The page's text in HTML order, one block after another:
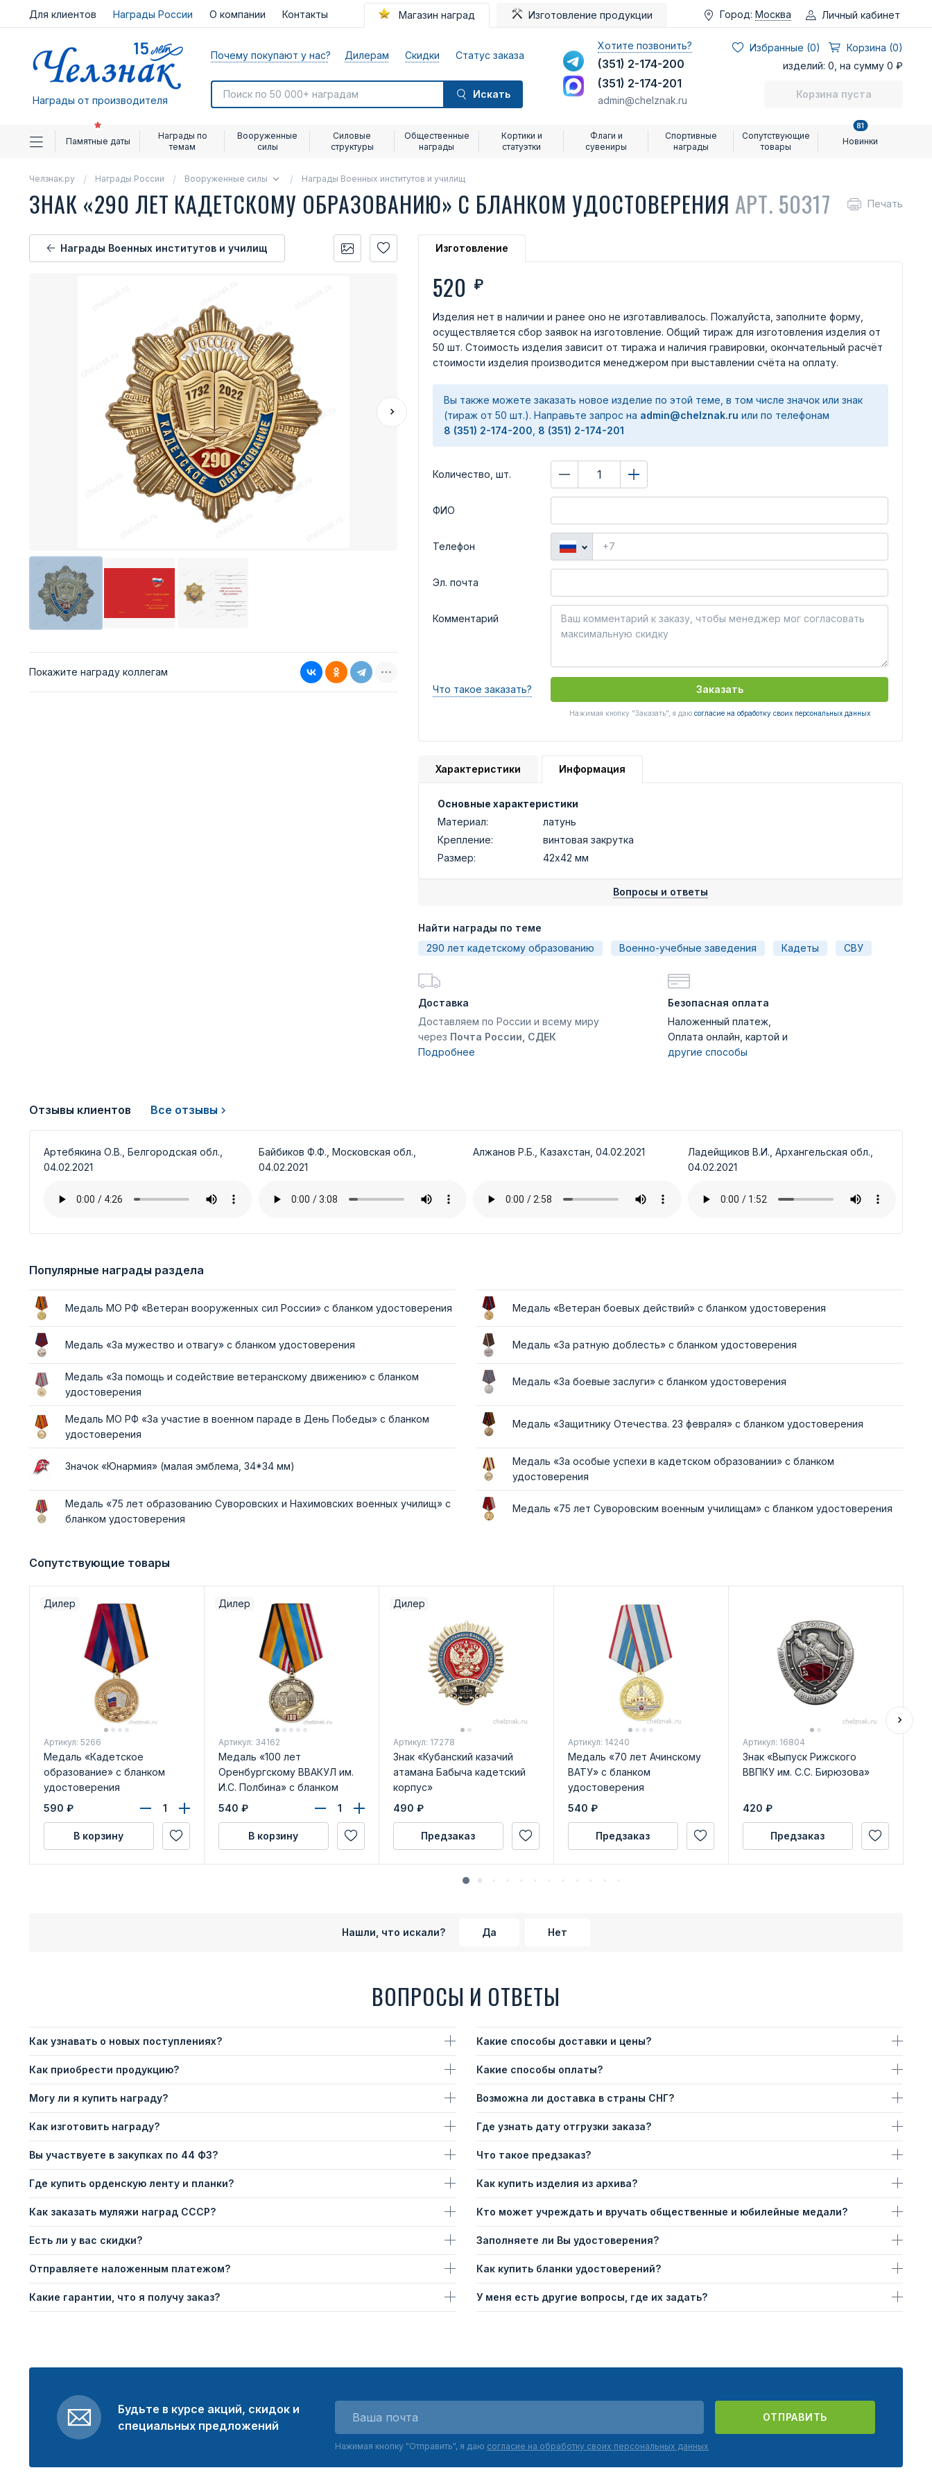
Для клиентов Награды России О компании Контакты Магазин наград Изготовление продукции Город: Москва Личный кабинет
Награды от производителя
Почему покупают у нас? Дилерам Скидки Статус заказа
Искать
Хотите позвонить?
(351) 2-174-200
(351) 2-174-201
admin@chelznak.ru
Избранные (0)
Корзина (0)
изделий: 0, на сумму 0 ₽
Корзина пуста
Памятные даты
Награды по
темам
Вооруженные
силы
Силовые
структуры
Общественные
награды
Кортики и
статуэтки
Флаги и
сувениры
Спортивные
награды
Сопутствующие
товары
Новинки
81
Челзнак.ру Награды России Вооруженные силы Награды Военных институтов и училищ
ЗНАК «290 ЛЕТ КАДЕТСКОМУ ОБРАЗОВАНИЮ» С БЛАНКОМ УДОСТОВЕРЕНИЯ АРТ. 50317 Печать
Награды Военных институтов и училищ
Покажите награду коллегам
Изготовление
520 ₽
Изделия нет в наличии и ранее оно не изготавливалось. Пожалуйста, заполните форму,
осуществляется сбор заявок на изготовление. Общий тираж для изготовления изделия от
50 шт. Стоимость изделия зависит от тиража и наличия гравировки, окончательный расчёт
стоимости изделия производится менеджером при выставлении счёта на оплату.
Вы также можете заказать новое изделие по этой теме, в том числе значок или знак
(тираж от 50 шт.). Направьте запрос на admin@chelznak.ru или по телефонам
8 (351) 2-174-200 8 (351) 2-174-201
Количество, шт.
ФИО
Телефон
Эл. почта
Комментарий
Что такое заказать? Заказать
Нажимая кнопку "Заказать", я даю согласие на обработку своих персональных данных
Характеристики Информация
Основные характеристики
Материал:
латунь
Крепление:
винтовая закрутка
Размер:
42х42 мм
Вопросы и ответы
Найти награды по теме
290 лет кадетскому образованию
Военно-учебные заведения Кадеты СВУ
Доставка
Доставляем по России и всему миру
через Почта России, СДЕК
Подробнее
Безопасная оплата
Наложенный платеж,
Оплата онлайн, картой и
другие способы
Отзывы клиентов Все отзывы
Артебякина О.В., Белгородская обл.,
04.02.2021
Байбиков Ф.Ф., Московская обл.,
04.02.2021
Алжанов Р.Б., Казахстан, 04.02.2021
Ладейщиков В.И., Архангельская обл.,
04.02.2021
Популярные награды раздела
Медаль МО РФ «Ветеран вооруженных сил России» с бланком удостоверения Медаль «Ветеран боевых действий» с бланком удостоверения
Медаль «За мужество и отвагу» с бланком удостоверения Медаль «За ратную доблесть» с бланком удостоверения
Медаль «За помощь и содействие ветеранскому движению» с бланком
удостоверения
Медаль «За боевые заслуги» с бланком удостоверения
Медаль МО РФ «За участие в военном параде в День Победы» с бланком
удостоверения
Медаль «Защитнику Отечества. 23 февраля» с бланком удостоверения
Значок «Юнармия» (малая эмблема, 34*34 мм)
Медаль «За особые успехи в кадетском образовании» с бланком
удостоверения
Медаль «75 лет образованию Суворовских и Нахимовских военных училищ» с
бланком удостоверения
Медаль «75 лет Суворовским военным училищам» с бланком удостоверения
Сопутствующие товары
Дилер
Артикул: 5266
Медаль «Кадетское
образование» с бланком
удостоверения
590 ₽
В корзину
Дилер
Артикул: 34162
Медаль «100 лет
Оренбургскому ВВАКУЛ им.
И.С. Полбина» с бланком
удостоверения
540 ₽
В корзину
Дилер
Артикул: 17278
Знак «Кубанский казачий
атамана Бабыча кадетский
корпус»
490 ₽
Предзаказ
Артикул: 14240
Медаль «70 лет Ачинскому
ВАТУ» с бланком
удостоверения
540 ₽
Предзаказ
Артикул: 16804
Знак «Выпуск Рижского
ВВПКУ им. С.С. Бирюзова»
420 ₽
Предзаказ
Нашли, что искали? Да Нет
ВОПРОСЫ И ОТВЕТЫ
Как узнавать о новых поступлениях?
Как приобрести продукцию?
Могу ли я купить награду?
Как изготовить награду?
Вы участвуете в закупках по 44 ФЗ?
Где купить орденскую ленту и планки?
Как заказать муляжи наград СССР?
Есть ли у вас скидки?
Отправляете наложенным платежом?
Какие гарантии, что я получу заказ?
Какие способы доставки и цены?
Какие способы оплаты?
Возможна ли доставка в страны СНГ?
Где узнать дату отгрузки заказа?
Что такое предзаказ?
Как купить изделия из архива?
Кто может учреждать и вручать общественные и юбилейные медали?
Заполняете ли Вы удостоверения?
Как купить бланки удостоверений?
У меня есть другие вопросы, где их задать?
Будьте в курсе акций, скидок и
специальных предложений
ОТПРАВИТЬ
Нажимая кнопку "Отправить", я даю согласие на обработку своих персональных данных